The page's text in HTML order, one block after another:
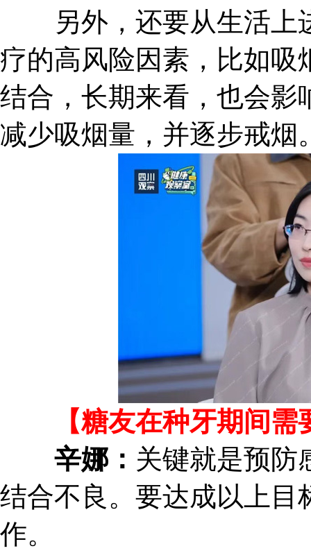
另外，还要从生活上
疗的高风险因素，比如吸
结合，长期来看，也会影
减少吸烟量，并逐步戒烟
【糖友在种牙期间需
辛娜： 关键就是预防
结合不良。要达成以上目
作。